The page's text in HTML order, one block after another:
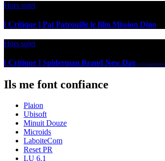
Hors sujet
[ Critique ] Pat Patrouille le film Mission Dino
Hors sujet
[ Critique ] Spiderman Brand New Day
Ils me font confiance
Plaion
Ubisoft
Minuit Douze
Microids
LaboiteCom
Reset PR
LU 6.1